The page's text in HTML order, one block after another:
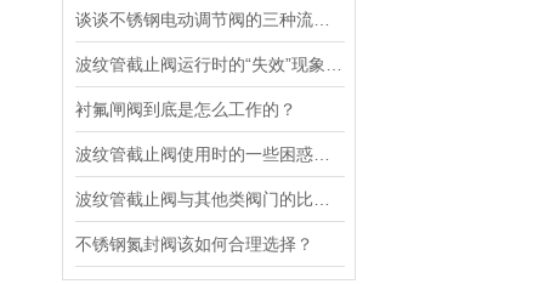
衬氟闸阀到底是怎么工作的？
不锈钢氮封阀该如何合理选择？